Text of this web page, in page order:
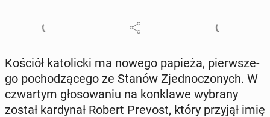
Kościół ka­to­lic­ki ma nowego papieża, pierw­sze­
go po­cho­dzą­ce­go ze Stanów Zjed­no­czo­nych. W
czwar­tym gło­so­wa­niu na kon­kla­we wybrany
został kar­dy­nał Robert Prevost, który przyjął imię